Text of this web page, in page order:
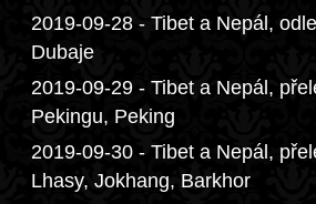
2019-09-28 - Tibet a Nepál,
Dubaje
2019-09-29 - Tibet a Nepál,
Pekingu, Peking
2019-09-30 - Tibet a Nepál,
Lhasy, Jokhang, Barkhor